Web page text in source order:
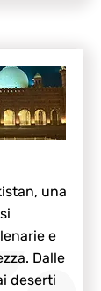
una
e
Dalle
deserti